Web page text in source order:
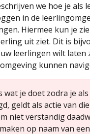
we hoe je als
in de
Hiermee kun je
uit ziet. Dit is
leerlingen wilt laten
kunnen
wat je doet zodra je
geldt als actie van
niet verstandig
op naam van